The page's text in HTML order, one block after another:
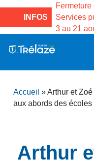
INFOS
la
au 17 août
18 août à 16h
Services
3 au 21
Projets
– Jumelage
Accueil »Arthur et
aux abords des écoles
Arthur